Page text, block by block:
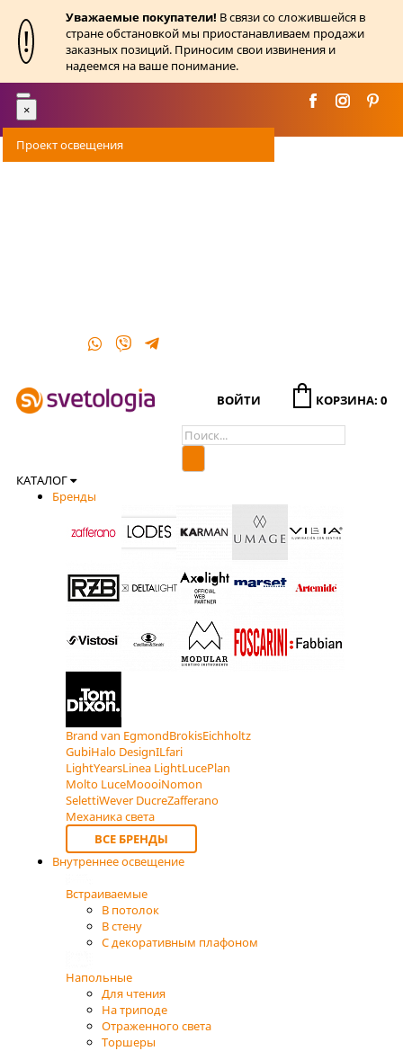
!
Уважаемые покупатели! В связи со сложившейся в
стране обстановкой мы приостанавливаем продажи
заказных позиций. Приносим свои извинения и
надеемся на ваше понимание.
Toggle
navigation
×
Проект освещения
ВОЙТИ КОРЗИНА: 0
КАТАЛОГ
Бренды
Brand van EgmondBrokisEichholtz
GubiHalo DesignILfari
LightYearsLinea LightLucePlan
Molto LuceMoooiNomon
SelettiWever DucreZafferano
Механика света
ВСЕ БРЕНДЫ
Внутреннее освещение
Встраиваемые
В потолок
В стену
С декоративным плафоном
Напольные
Для чтения
На триподе
Отраженного света
Торшеры